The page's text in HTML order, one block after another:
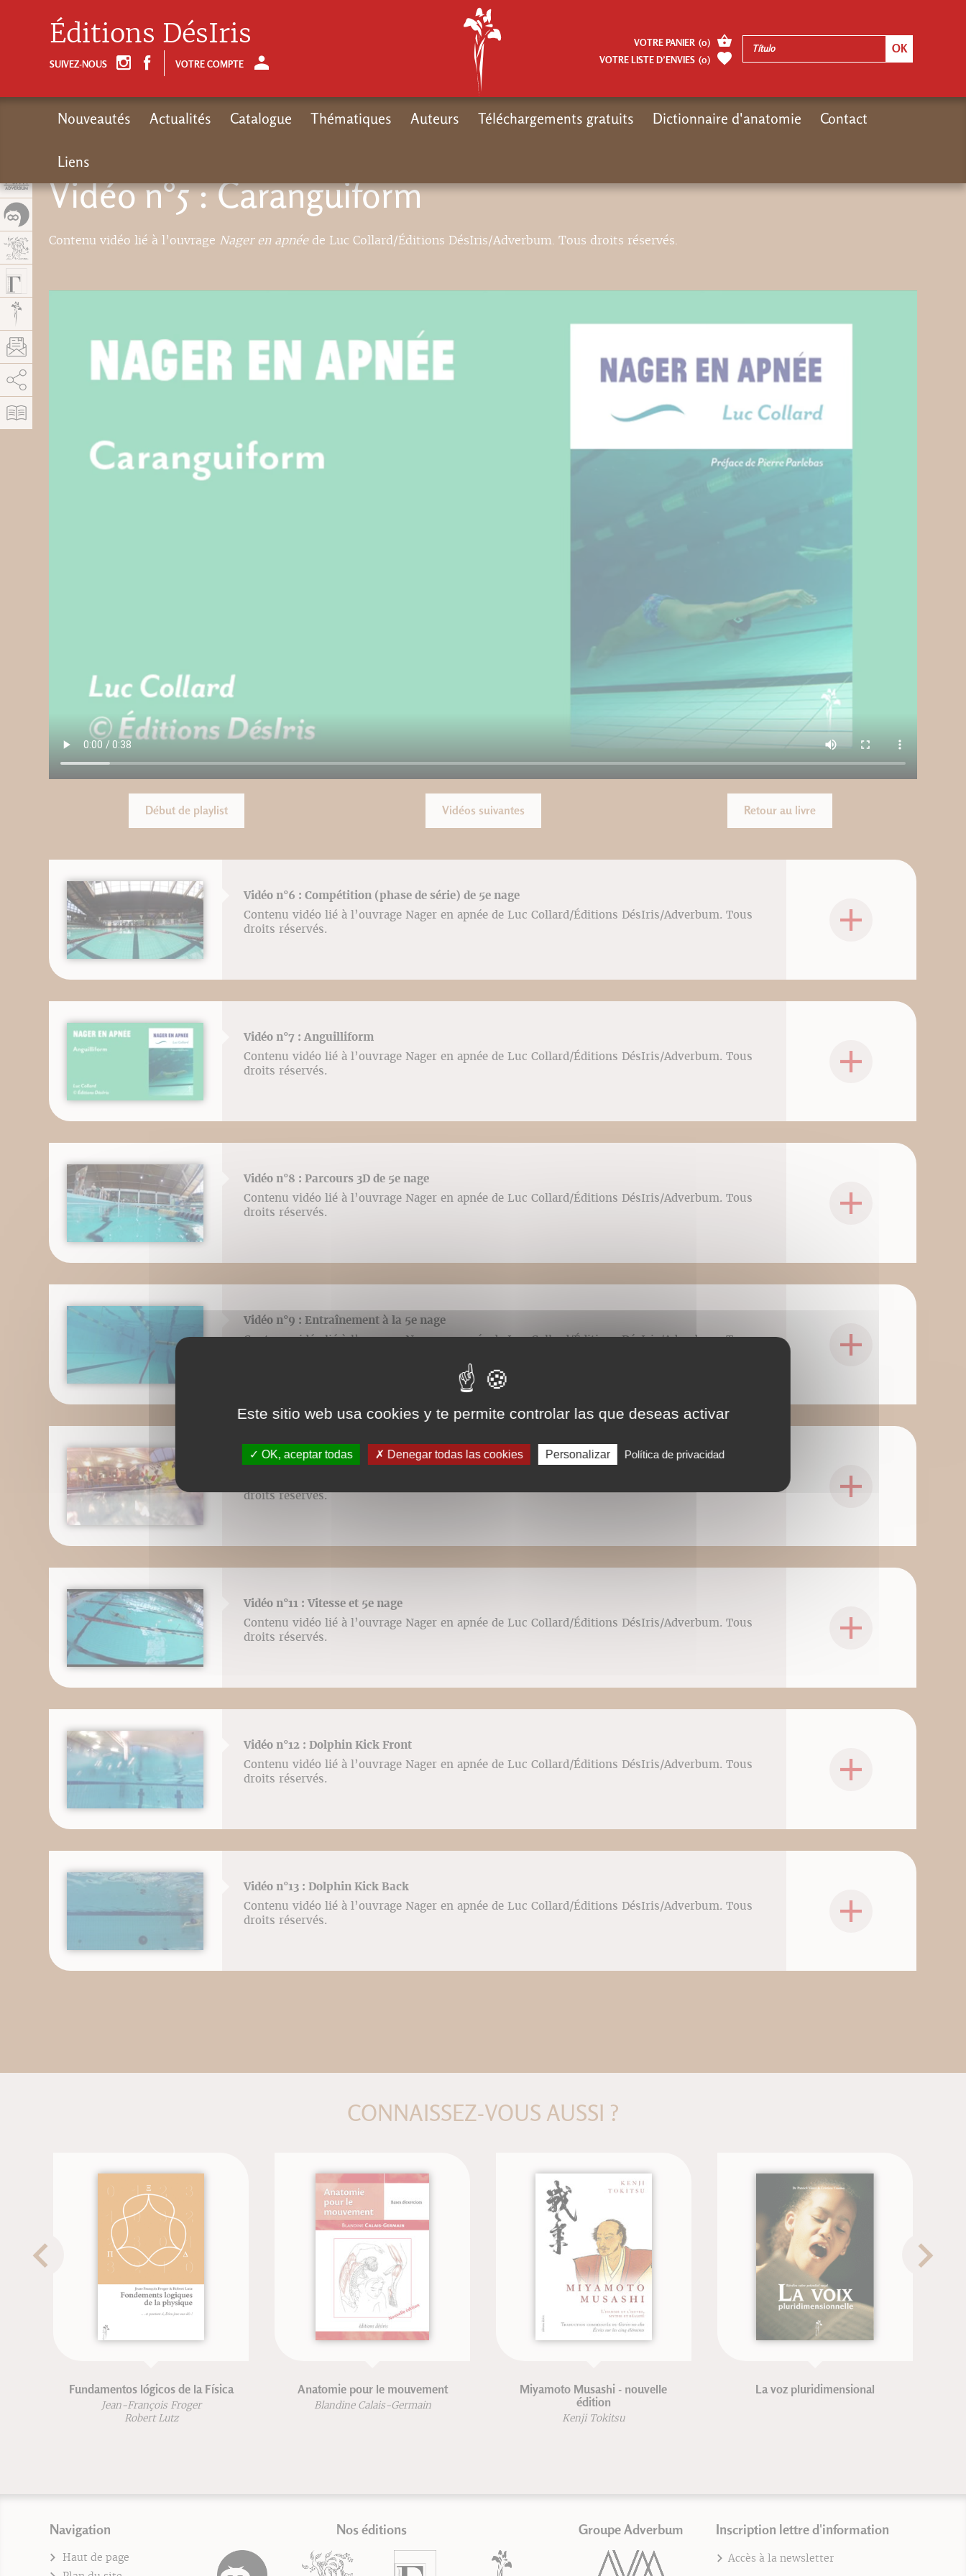
Vidéo n°5 : Caranguiform
Contenu vidéo lié à l’ouvrage Nager en apnéede Luc Collard/Éditions DésIris/Adverbum. Tous droits réservés.
Début de playlist Vidéos suivantes Retour au livre
Vidéo n°6 : Compétition (phase de série) de 5e nage
Contenu vidéo lié à l’ouvrage Nager en apnée de Luc Collard/Éditions DésIris/Adverbum. Tous
droits réservés.
Vidéo n°7 : Anguilliform
Contenu vidéo lié à l’ouvrage Nager en apnée de Luc Collard/Éditions DésIris/Adverbum. Tous
droits réservés.
Vidéo n°8 : Parcours 3D de 5e nage
Contenu vidéo lié à l’ouvrage Nager en apnée de Luc Collard/Éditions DésIris/Adverbum. Tous
droits réservés.
Vidéo n°9 : Entraînement à la 5e nage
Contenu vidéo lié à l’ouvrage Nager en apnée de Luc Collard/Éditions DésIris/Adverbum. Tous
Vidéo n°10 : Dolphin Kick Costal
droits réservés.
Vidéo n°11 : Vitesse et 5e nage
Contenu vidéo lié à l’ouvrage Nager en apnée de Luc Collard/Éditions DésIris/Adverbum. Tous
droits réservés.
Vidéo n°12 : Dolphin Kick Front
Contenu vidéo lié à l’ouvrage Nager en apnée de Luc Collard/Éditions DésIris/Adverbum. Tous
droits réservés.
Vidéo n°13 : Dolphin Kick Back
Contenu vidéo lié à l’ouvrage Nager en apnée de Luc Collard/Éditions DésIris/Adverbum. Tous
droits réservés.
CONNAISSEZ-VOUS AUSSI ?
Le bestiaire de la Bible
Jean-Pierre Durand
Jean-François Froger
Méthode d'arts internes
Alain Jacopino
Tratado de acupuntura y
moxibustión
Dr. G. Guillaume
Atelier corps et mémoire
Navigation
Haut de page
Nos éditions Groupe Adverbum Inscription lettre d'information
Accès à la newsletter
Éditions DésIris
SUIVEZ-NOUS VOTRE COMPTE
VOTRE PANIER (0)
VOTRE LISTE D’ENVIES (0)
Nouveautés Actualités Catalogue Thématiques Auteurs Téléchargements gratuits Dictionnaire d'anatomie Contact
Liens
AddThis está deshabilitado. Permitir
Este sitio web usa cookies y te permite controlar las que deseas activar
OK, aceptar todas Denegar todas las cookies Personalizar Política de privacidad